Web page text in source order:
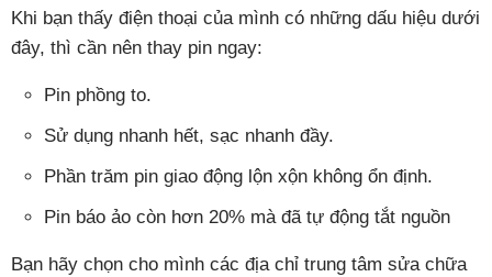
Khi bạn thấy điện thoại của mình có những dấu hiệu dưới
đây, thì cần nên thay pin ngay:
Pin phồng to.
Sử dụng nhanh hết, sạc nhanh đầy.
Phần trăm pin giao động lộn xộn không ổn định.
Pin báo ảo còn hơn 20% mà đã tự động tắt nguồn
Bạn hãy chọn cho mình các địa chỉ trung tâm sửa chữa